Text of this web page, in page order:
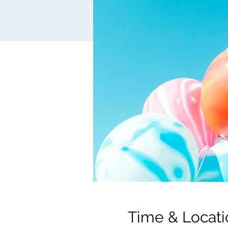
Time &